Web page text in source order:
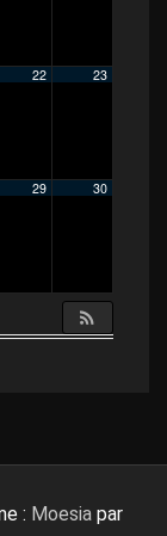
22 23
29 30
: Moesia par